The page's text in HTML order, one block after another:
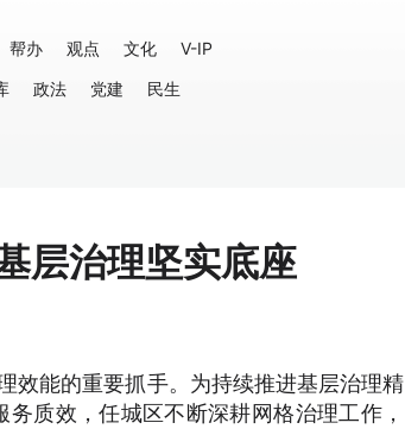
帮办 观点 文化
V-IP
政法 党建
民生
层治理坚实底座
效能的重要抓手。为持续推进基层治理精
质效，任城区不断深耕网格治理工作，